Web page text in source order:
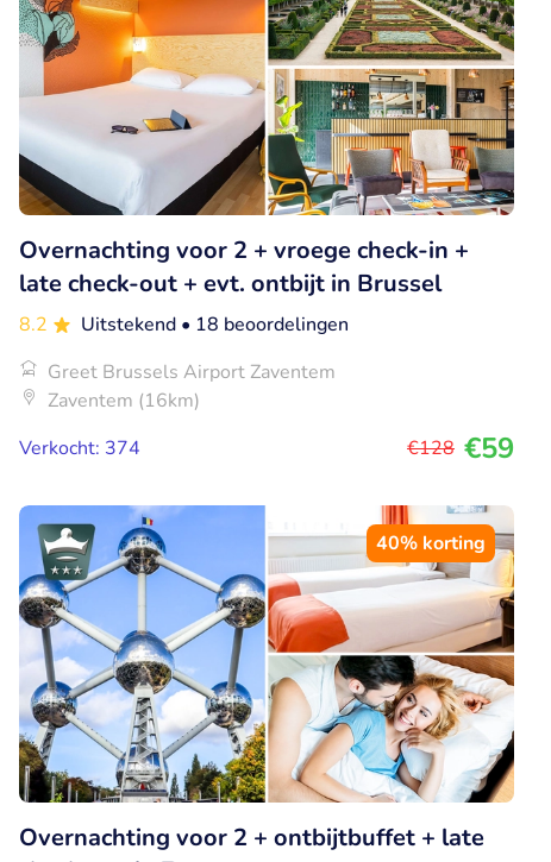
Overnachting voor 2 + vroege check-in +
late check-out + evt. ontbijt in Brussel
8.2 Uitstekend • 18 beoordelingen
Greet Brussels Airport Zaventem
Zaventem (16km)
Verkocht: 374
€128 €59
40% korting
Overnachting voor 2 + ontbijtbuffet + late